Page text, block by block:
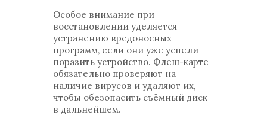
Особое внимание при
восстановлении уделяется
устранению вредоносных
программ, если они уже успели
поразить устройство. Флеш-карте
обязательно проверяют на
наличие вирусов и удаляют их,
чтобы обезопасить съёмный диск
в дальнейшем.